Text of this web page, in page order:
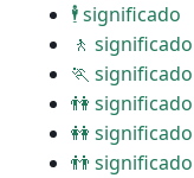
🕴 significado
🚶 significado
🏃 significado
👫 significado
👭 significado
👬 significado